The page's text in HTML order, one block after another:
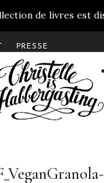
de livres est
PRESSE